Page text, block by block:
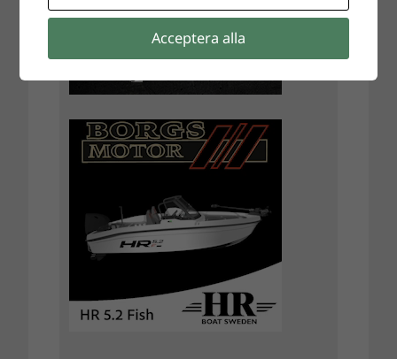
Acceptera alla